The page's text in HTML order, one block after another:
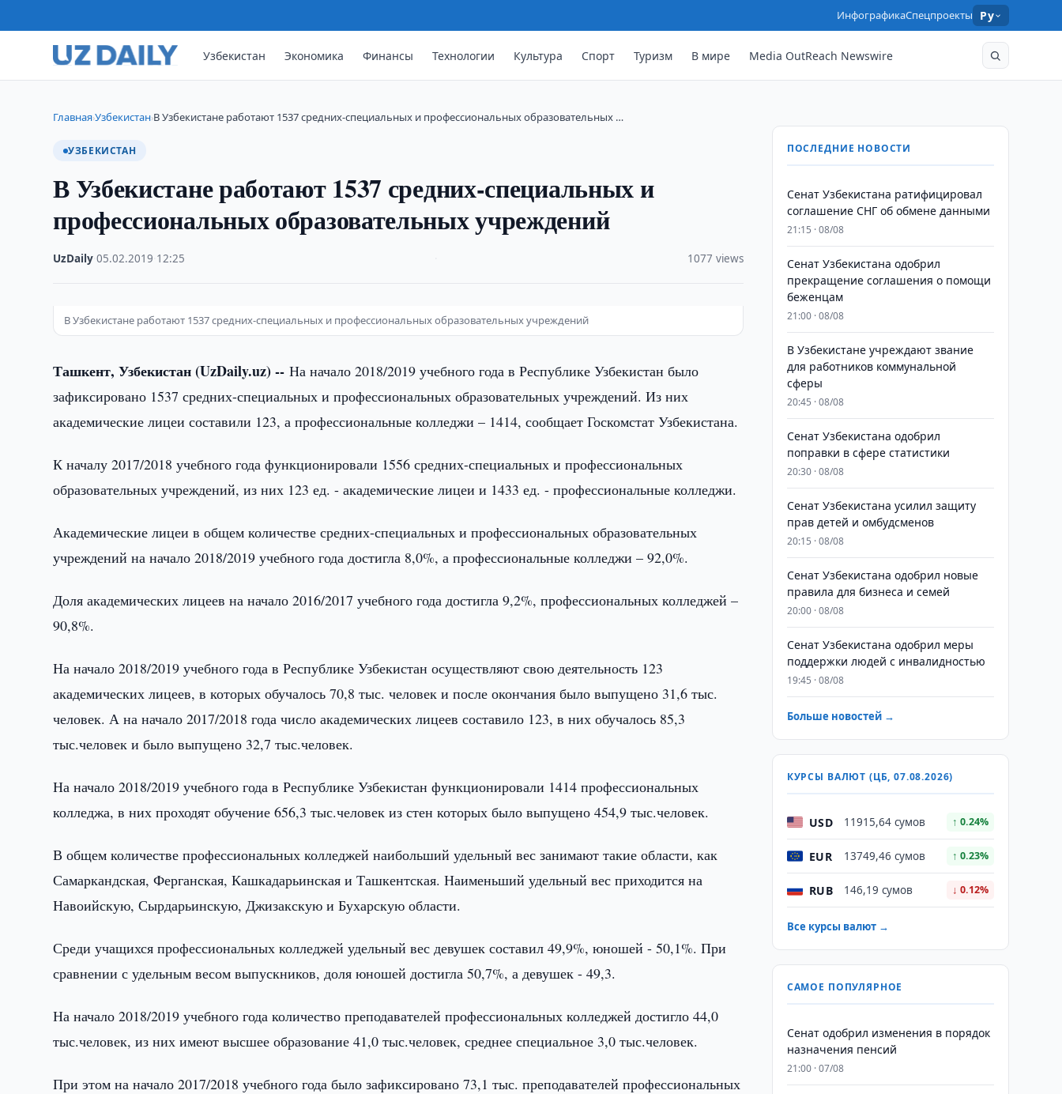
ИнфографикаСпецпроекты Ру
Узбекистан Экономика Финансы Технологии Культура Спорт Туризм В мире Media OutReach Newswire
Главная›Узбекистан›В Узбекистане работают 1537 средних-специальных и профессиональных образовательных …
УЗБЕКИСТАН
В Узбекистане работают 1537 средних-специальных и
профессиональных образовательных учреждений
UzDaily ·05.02.2019 12:25 1077 views
В Узбекистане работают 1537 средних-специальных и профессиональных образовательных учреждений
Ташкент, Узбекистан (UzDaily.uz) --На начало 2018/2019 учебного года в Республике Узбекистан было
зафиксировано 1537 средних-специальных и профессиональных образовательных учреждений. Из них
академические лицеи составили 123, а профессиональные колледжи – 1414, сообщает Госкомстат Узбекистана.
К началу 2017/2018 учебного года функционировали 1556 средних-специальных и профессиональных
образовательных учреждений, из них 123 ед. - академические лицеи и 1433 ед. - профессиональные колледжи.
Академические лицеи в общем количестве средних-специальных и профессиональных образовательных
учреждений на начало 2018/2019 учебного года достигла 8,0%, а профессиональные колледжи – 92,0%.
Доля академических лицеев на начало 2016/2017 учебного года достигла 9,2%, профессиональных колледжей –
90,8%.
На начало 2018/2019 учебного года в Республике Узбекистан осуществляют свою деятельность 123
академических лицеев, в которых обучалось 70,8 тыс. человек и после окончания было выпущено 31,6 тыс.
человек. А на начало 2017/2018 года число академических лицеев составило 123, в них обучалось 85,3
тыс.человек и было выпущено 32,7 тыс.человек.
На начало 2018/2019 учебного года в Республике Узбекистан функционировали 1414 профессиональных
колледжа, в них проходят обучение 656,3 тыс.человек из стен которых было выпущено 454,9 тыс.человек.
В общем количестве профессиональных колледжей наибольший удельный вес занимают такие области, как
Самаркандская, Ферганская, Кашкадарьинская и Ташкентская. Наименьший удельный вес приходится на
Навоийскую, Сырдарьинскую, Джизакскую и Бухарскую области.
Среди учащихся профессиональных колледжей удельный вес девушек составил 49,9%, юношей - 50,1%. При
сравнении с удельным весом выпускников, доля юношей достигла 50,7%, а девушек - 49,3.
На начало 2018/2019 учебного года количество преподавателей профессиональных колледжей достигло 44,0
тыс.человек, из них имеют высшее образование 41,0 тыс.человек, среднее специальное 3,0 тыс.человек.
При этом на начало 2017/2018 учебного года было зафиксировано 73,1 тыс. преподавателей профессиональных
ПОСЛЕДНИЕ НОВОСТИ
Сенат Узбекистана ратифицировал
соглашение СНГ об обмене данными
21:15 · 08/08
Сенат Узбекистана одобрил
прекращение соглашения о помощи
беженцам
21:00 · 08/08
В Узбекистане учреждают звание
для работников коммунальной
сферы
20:45 · 08/08
Сенат Узбекистана одобрил
поправки в сфере статистики
20:30 · 08/08
Сенат Узбекистана усилил защиту
прав детей и омбудсменов
20:15 · 08/08
Сенат Узбекистана одобрил новые
правила для бизнеса и семей
20:00 · 08/08
Сенат Узбекистана одобрил меры
поддержки людей с инвалидностью
19:45 · 08/08
Больше новостей →
КУРСЫ ВАЛЮТ (ЦБ, 07.08.2026)
USD 11915,64 сумов ↑ 0.24%
EUR 13749,46 сумов ↑ 0.23%
RUB 146,19 сумов ↓ 0.12%
Все курсы валют →
САМОЕ ПОПУЛЯРНОЕ
Сенат одобрил изменения в порядок
назначения пенсий
21:00 · 07/08